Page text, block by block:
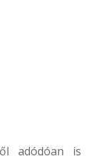
adódóan is